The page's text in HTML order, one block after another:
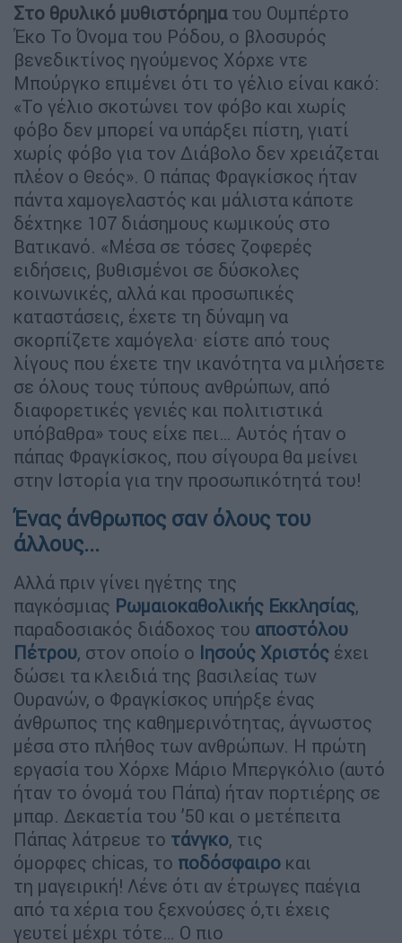
Στο θρυλικό μυθιστόρηματου Ουμπέρτο
Έκο Το Όνομα του Ρόδου, ο βλοσυρός
βενεδικτίνος ηγούμενος Χόρχε ντε
Μπούργκο επιμένει ότι το γέλιο είναι κακό:
«Το γέλιο σκοτώνει τον φόβο και χωρίς
φόβο δεν μπορεί να υπάρξει πίστη, γιατί
χωρίς φόβο για τον Διάβολο δεν χρειάζεται
πλέον ο Θεός». Ο πάπας Φραγκίσκος ήταν
πάντα χαμογελαστός και μάλιστα κάποτε
δέχτηκε 107 διάσημους κωμικούς στο
Βατικανό. «Μέσα σε τόσες ζοφερές
ειδήσεις, βυθισμένοι σε δύσκολες
κοινωνικές, αλλά και προσωπικές
καταστάσεις, έχετε τη δύναμη να
σκορπίζετε χαμόγελα· είστε από τους
λίγους που έχετε την ικανότητα να μιλήσετε
σε όλους τους τύπους ανθρώπων, από
διαφορετικές γενιές και πολιτιστικά
υπόβαθρα» τους είχε πει… Αυτός ήταν ο
πάπας Φραγκίσκος, που σίγουρα θα μείνει
στην Ιστορία για την προσωπικότητά του!
Ένας άνθρωπος σαν όλους του
άλλους...
Αλλά πριν γίνει ηγέτης της
παγκόσμιας Ρωμαιοκαθολικής Εκκλησίας,
παραδοσιακός διάδοχος του αποστόλου
Πέτρου, στον οποίο ο Ιησούς Χριστός έχει
δώσει τα κλειδιά της βασιλείας των
Ουρανών, ο Φραγκίσκος υπήρξε ένας
άνθρωπος της καθημερινότητας, άγνωστος
μέσα στο πλήθος των ανθρώπων. Η πρώτη
εργασία του Χόρχε Μάριο Μπεργκόλιο (αυτό
ήταν το όνομά του Πάπα) ήταν πορτιέρης σε
μπαρ. Δεκαετία του ’50 και ο μετέπειτα
Πάπας λάτρευε το τάνγκο, τις
όμορφες chicas, το ποδόσφαιρο και
τη μαγειρική! Λένε ότι αν έτρωγες παέγια
από τα χέρια του ξεχνούσες ό,τι έχεις
γευτεί μέχρι τότε… Ο πιο